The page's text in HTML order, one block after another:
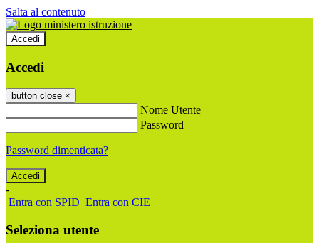
Salta al contenuto
Accedi
Accedi
button close ×
Nome Utente
Password
Password dimenticata?
-
Entra con SPID Entra con CIE
Seleziona utente